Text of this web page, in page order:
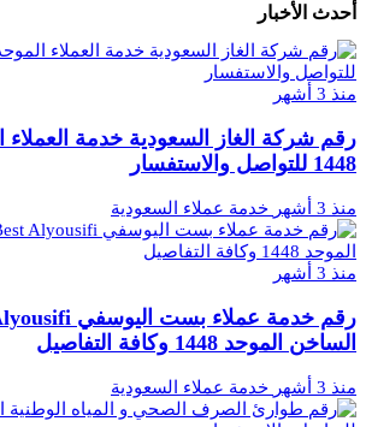
أحدث الأخبار
منذ 3 أشهر
رقم شركة الغاز السعودية خدمة العملاء
1448 للتواصل والاستفسار
منذ 3 أشهر خدمة عملاء السعودية
منذ 3 أشهر
الساخن الموحد 1448 وكافة التفاصيل
منذ 3 أشهر خدمة عملاء السعودية